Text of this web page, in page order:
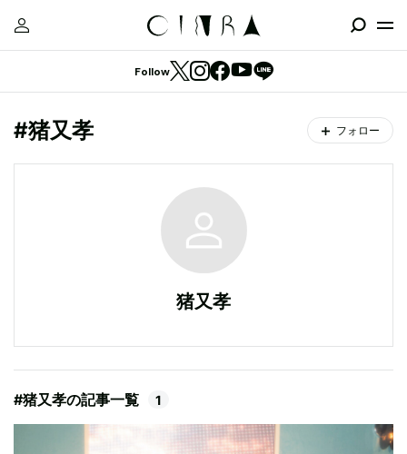
Follow
#猪又孝 フォロー
猪又孝
#猪又孝の記事一覧 1